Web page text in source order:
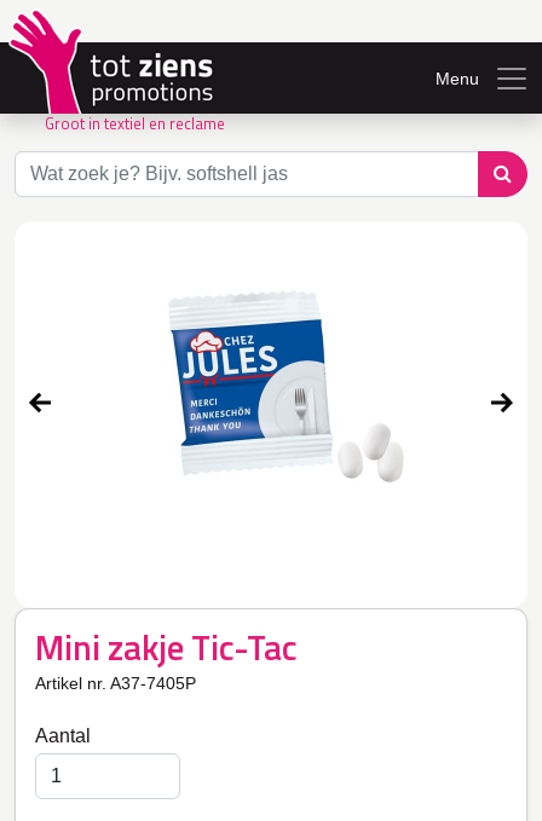
Groot in textiel en reclame
Menu
Mini zakje Tic-Tac
Artikel nr. A37-7405P
Aantal